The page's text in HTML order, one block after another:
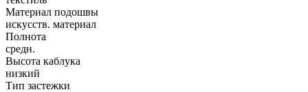
Материал подошвы
искусств. материал
Полнота
средн.
Высота каблука
низкий
Тип застежки